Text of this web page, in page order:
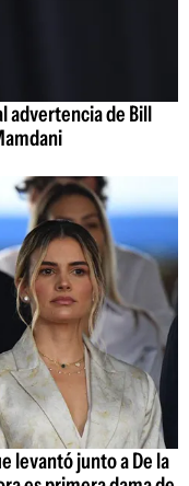
advertencia de Bill
levantó junto a De la